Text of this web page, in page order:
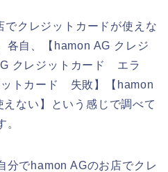
クレジットカードが使えな
各自、【hamon AG クレジ
クレジットカード エラ
トカード 失敗】【hamon
ない】という感じで調べて
分でhamon AGのお店でクレ